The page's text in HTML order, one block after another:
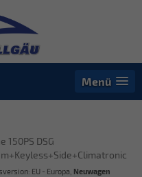
Menü
150PS DSG
EU - Europa, Neuwagen